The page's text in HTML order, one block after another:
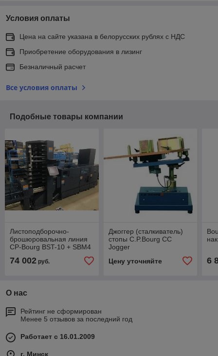
Условия оплаты
Цена на сайте указана в белорусских рублях с НДС
Приобретение оборудования в лизинг
Безналичный расчет
Все условия оплаты
Подобные товары компании
Листоподборочно-
брошюровальная линия
CP-Bourg BST-10 + SBM4
74 002 руб.
Джоггер (сталкиватель)
стопы C.P.Bourg CC
Jogger
Цену уточняйте
6
О нас
Рейтинг не сформирован
Менее 5 отзывов за последний год
Работает с 16.01.2009
г. Минск